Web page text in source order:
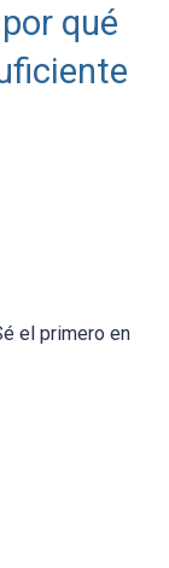
qué
el primero en